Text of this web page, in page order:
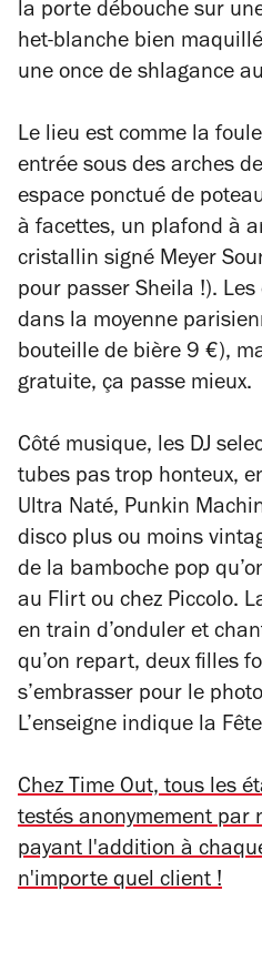
la porte débouche sur
het-blanche bien
une once de shlagance
Le lieu est comme la
entrée sous des arches
espace ponctué de
à facettes, un plafond à
cristallin signé Meyer
pour passer Sheila !).
dans la moyenne
bouteille de bière 9 €),
gratuite, ça passe mieux.
Côté musique, les DJ
tubes pas trop honteux,
Ultra Naté, Punkin
disco plus ou moins
de la bamboche pop
au Flirt ou chez Piccolo.
en train d’onduler et
qu’on repart, deux filles
s’embrasser pour le
L’enseigne indique la
Chez Time Out, tous les
testés anonymement par
payant l'addition à
n'importe quel client !